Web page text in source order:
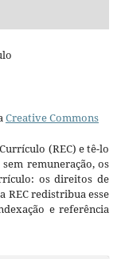
Creative Commons
(REC) e tê-lo
remuneração, os
os direitos de
REC redistribua esse
e referência